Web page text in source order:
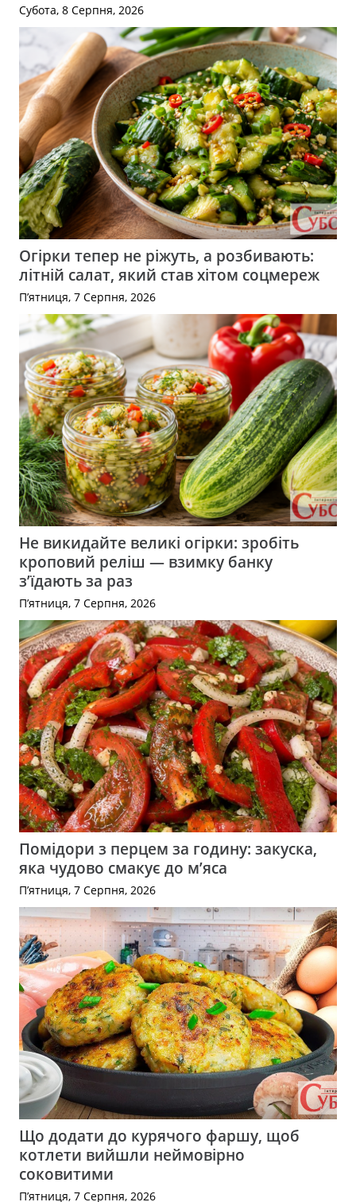
Субота, 8 Серпня, 2026
Огірки тепер не ріжуть, а розбивають:
літній салат, який став хітом соцмереж
П’ятниця, 7 Серпня, 2026
Не викидайте великі огірки: зробіть
кроповий реліш — взимку банку
з’їдають за раз
П’ятниця, 7 Серпня, 2026
Помідори з перцем за годину: закуска,
яка чудово смакує до м’яса
П’ятниця, 7 Серпня, 2026
Що додати до курячого фаршу, щоб
котлети вийшли неймовірно
соковитими
П’ятниця, 7 Серпня, 2026